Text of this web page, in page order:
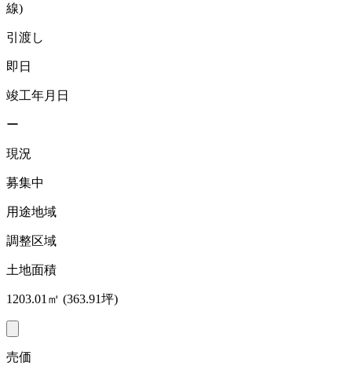
線)
引渡し
即日
竣工年月日
ー
現況
募集中
用途地域
調整区域
土地面積
1203.01㎡ (363.91坪)
売価